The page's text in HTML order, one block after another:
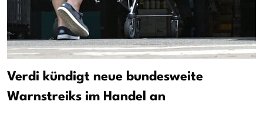
Verdi kündigt neue bundesweite
Warnstreiks im Handel an